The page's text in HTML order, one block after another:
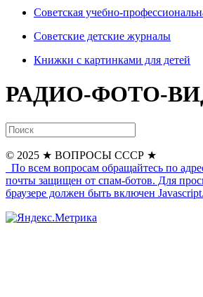
Советская учебно-
Советские детские журналы
Книжки с картинками для детей
РАДИО-ФОТО-
© 2025 ★ ВОПРОСЫ СССР ★
По всем вопросам обращайтесь по
почты защищен от спам-ботов. Для
браузере должен быть включен Javascript.